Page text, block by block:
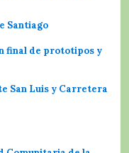
Santiago
final de prototipos y
San Luis y Carretera